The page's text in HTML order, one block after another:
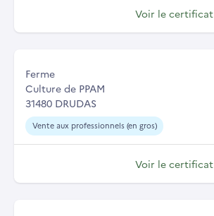
Voir le certificat
Ferme
Culture de PPAM
31480 DRUDAS
Vente aux professionnels (en gros)
Voir le certificat